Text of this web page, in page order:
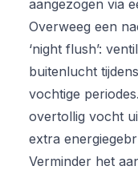
aangezogen via
Overweeg een
‘night flush’:
buitenlucht
vochtige
overtollig vocht
extra
Verminder het